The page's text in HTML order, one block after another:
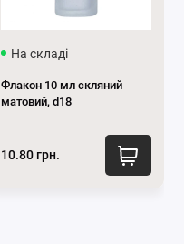
На складі
Флакон 10 мл скляний
матовий, d18
10.80 грн.